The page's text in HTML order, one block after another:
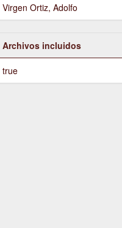
Virgen Ortiz, Adolfo
Archivos incluidos
true